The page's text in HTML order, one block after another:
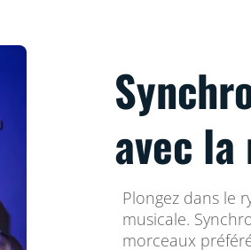
avec la
Plongez dans le
musicale.
morceaux